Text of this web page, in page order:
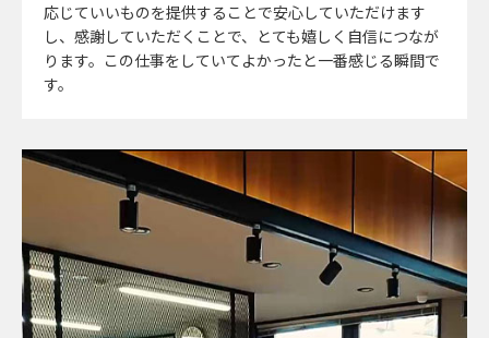
応じていいものを提供することで安心していただけます
し、感謝していただくことで、とても嬉しく自信につなが
ります。この仕事をしていてよかったと一番感じる瞬間で
す。